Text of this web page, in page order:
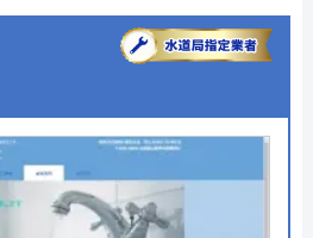
リンクス株式会社
年10月設立
0058
県横浜市中区弥生町2-17ストー
ワー大通り公園Ⅰ-2F
15分
無休
見積もり無料
、PayPay、クレジットカー